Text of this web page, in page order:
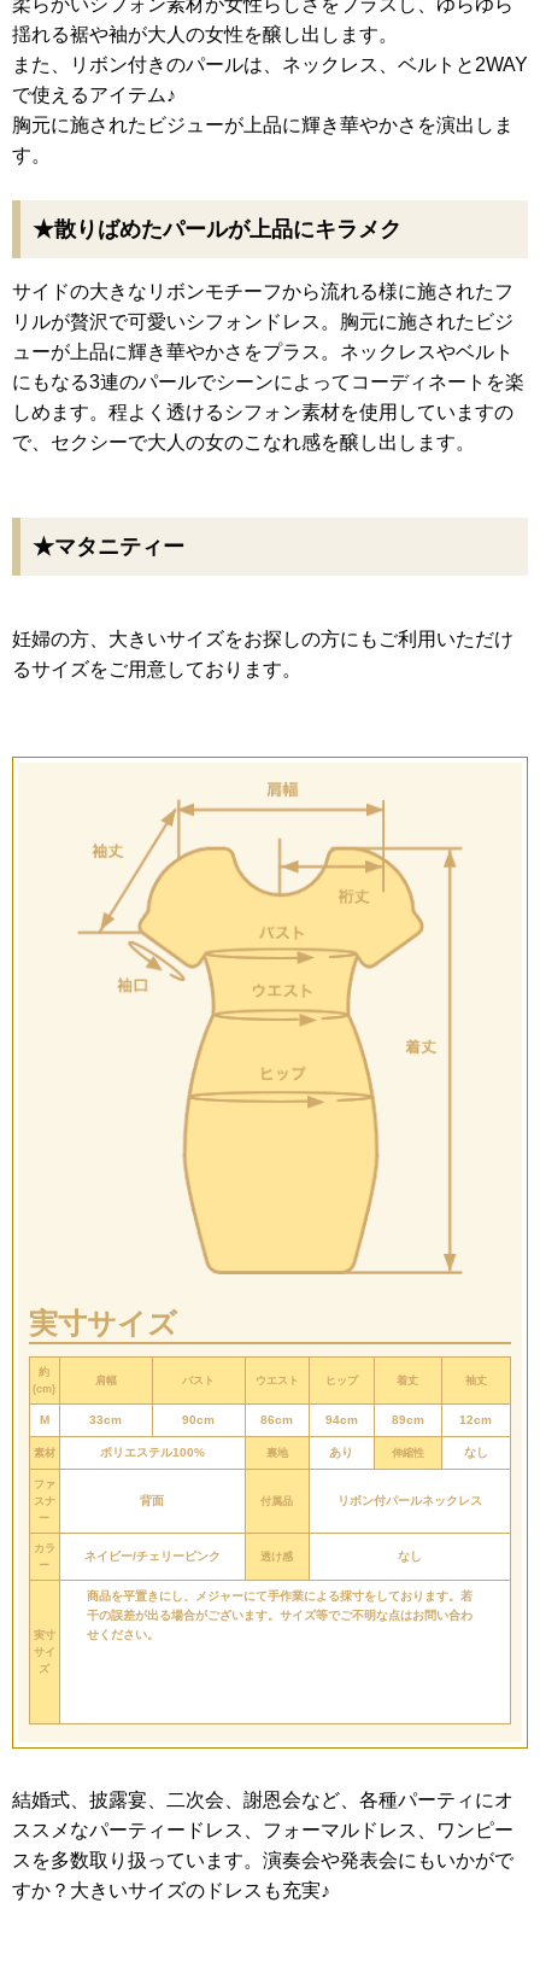
柔らかいシフォン素材が女性らしさをプラスし、ゆらゆら
揺れる裾や袖が大人の女性を醸し出します。
また、リボン付きのパールは、ネックレス、ベルトと2WAY
で使えるアイテム♪
胸元に施されたビジューが上品に輝き華やかさを演出しま
す。
★散りばめたパールが上品にキラメク
サイドの大きなリボンモチーフから流れる様に施されたフ
リルが贅沢で可愛いシフォンドレス。胸元に施されたビジ
ューが上品に輝き華やかさをプラス。ネックレスやベルト
にもなる3連のパールでシーンによってコーディネートを楽
しめます。程よく透けるシフォン素材を使用していますの
で、セクシーで大人の女のこなれ感を醸し出します。
★マタニティー
妊婦の方、大きいサイズをお探しの方にもご利用いただけ
るサイズをご用意しております。
実寸サイズ
約
(cm)
肩幅 バスト ウエスト ヒップ 着丈 袖丈
M 33cm 90cm 86cm 94cm 89cm 12cm
素材 ポリエステル100% 裏地 あり 伸縮性 なし
ファ
スナ
ー
背面 付属品 リボン付パールネックレス
カラ
ー
ネイビー/チェリーピンク 透け感 なし
実寸
サイ
ズ
商品を平置きにし、メジャーにて手作業による採寸をしております。若
干の誤差が出る場合がございます。サイズ等でご不明な点はお問い合わ
せください。
結婚式、披露宴、二次会、謝恩会など、各種パーティにオ
ススメなパーティードレス、フォーマルドレス、ワンピー
スを多数取り扱っています。演奏会や発表会にもいかがで
すか？大きいサイズのドレスも充実♪